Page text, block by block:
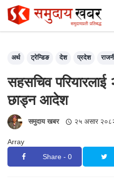
अर्थ ट्रेन्डिङ देश प्रदेश
सहसचिव परियारलाई
छाड्न आदेश
समुदाय खबर २५ असार
Array
Share - 0